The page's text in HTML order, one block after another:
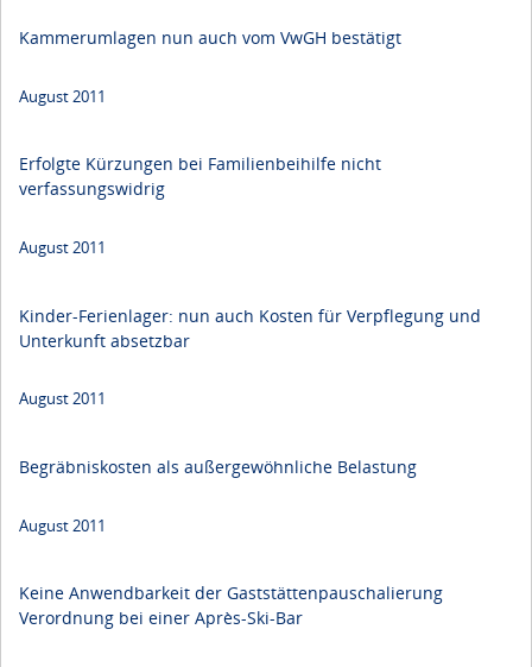
Kammerumlagen nun auch vom VwGH bestätigt
August 2011
Erfolgte Kürzungen bei Familienbeihilfe nicht
verfassungswidrig
August 2011
Kinder-Ferienlager: nun auch Kosten für Verpflegung und
Unterkunft absetzbar
August 2011
Begräbniskosten als außergewöhnliche Belastung
August 2011
Keine Anwendbarkeit der Gaststättenpauschalierung
Verordnung bei einer Après-Ski-Bar